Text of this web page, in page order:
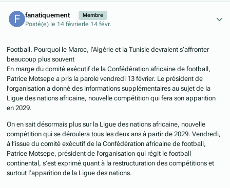
fanatiquement Membre
Posté(e) le 14 février le 14 févr.
Football. Pourquoi le Maroc, l’Algérie et la Tunisie devraient s’affronter
beaucoup plus souvent
En marge du comité exécutif de la Confédération africaine de football,
Patrice Motsepe a pris la parole vendredi 13 février. Le président de
l’organisation a donné des informations supplémentaires au sujet de la
Ligue des nations africaine, nouvelle compétition qui fera son apparition
en 2029.
On en sait désormais plus sur la Ligue des nations africaine, nouvelle
compétition qui se déroulera tous les deux ans à partir de 2029. Vendredi,
à l’issue du comité exécutif de la Confédération africaine de football,
Patrice Motsepe, président de l’organisation qui régit le football
continental, s’est exprimé quant à la restructuration des compétitions et
surtout l’apparition de la Ligue des nations.